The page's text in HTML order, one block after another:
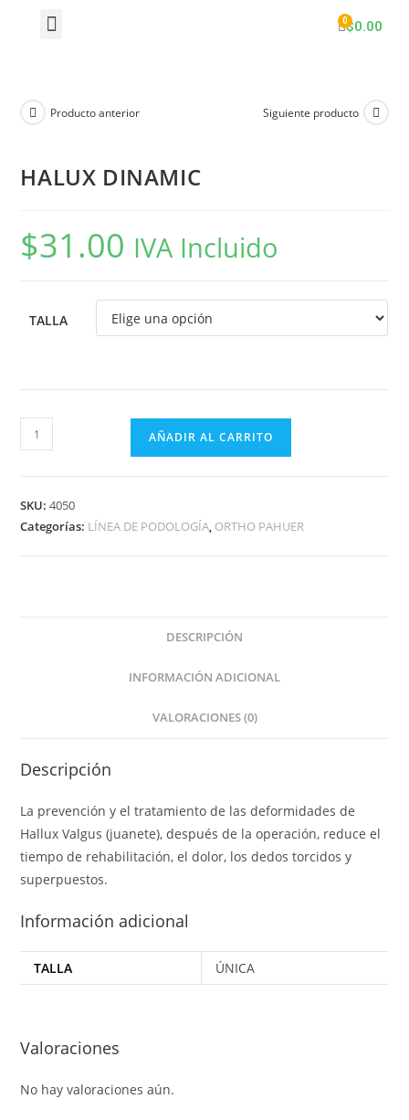
$0.00
Producto anterior Siguiente producto
HALUX DINAMIC
$31.00 IVA Incluido
TALLA
AÑADIR AL CARRITO
SKU:4050
Categorías: LÍNEA DE PODOLOGÍA, ORTHO PAHUER
DESCRIPCIÓN
INFORMACIÓN ADICIONAL
VALORACIONES (0)
Descripción
La prevención y el tratamiento de las deformidades de
Hallux Valgus (juanete), después de la operación, reduce el
tiempo de rehabilitación, el dolor, los dedos torcidos y
superpuestos.
Información adicional
TALLA ÚNICA
Valoraciones
No hay valoraciones aún.